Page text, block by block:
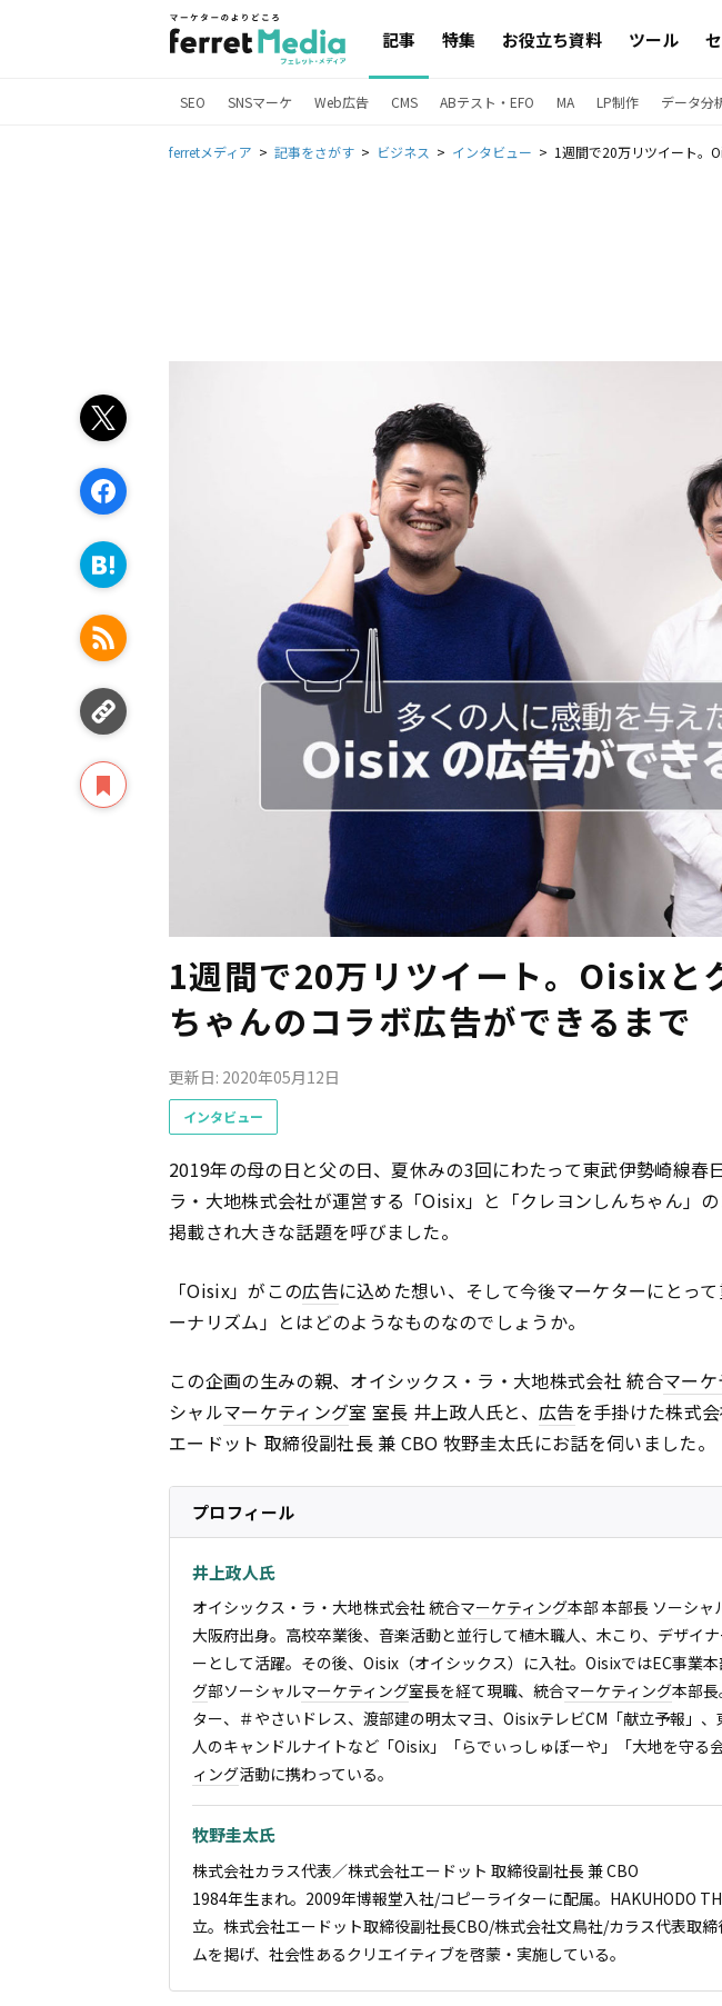
記事 特集 お役立ち資料 ツール
SEO SNSマーケ Web広告 CMS ABテスト・EFO MA LP制作 データ分
ferretメディア 記事をさがす ビジネス インタビュー 1週間で20万リツイート。
1週間で20万リツイート。Oisixと
ちゃんのコラボ広告ができるまで
更新日: 2020年05月12日
インタビュー
2019年の母の日と父の日、夏休みの3回にわたって東武伊勢崎線春
ラ・大地株式会社が運営する「Oisix」と「クレヨンしんちゃん」
掲載され大きな話題を呼びました。
「Oisix」がこの広告に込めた想い、そして今後マーケターにとっ
ーナリズム」とはどのようなものなのでしょうか。
この企画の生みの親、オイシックス・ラ・大地株式会社 統合マー
シャルマーケティング室 室長 井上政人氏と、広告を手掛けた株式
エードット 取締役副社長 兼 CBO 牧野圭太氏にお話を伺いました。
プロフィール
井上政人氏
オイシックス・ラ・大地株式会社 統合マーケティング本部 本部長 ソーシャ
大阪府出身。高校卒業後、音楽活動と並行して植木職人、木こり、デザイ
ーとして活躍。その後、Oisix（オイシックス）に入社。OisixではEC事業
グ部ソーシャルマーケティング室長を経て現職、統合マーケティング本部
ター、＃やさいドレス、渡部建の明太マヨ、OisixテレビCM「献立予報」
人のキャンドルナイトなど「Oisix」「らでぃっしゅぼーや」「大地を守る
ィング活動に携わっている。
牧野圭太氏
株式会社カラス代表／株式会社エードット 取締役副社長 兼 CBO
1984年生まれ。2009年博報堂入社/コピーライターに配属。HAKUHODO
立。株式会社エードット取締役副社長CBO/株式会社文鳥社/カラス代表取
ムを掲げ、社会性あるクリエイティブを啓蒙・実施している。